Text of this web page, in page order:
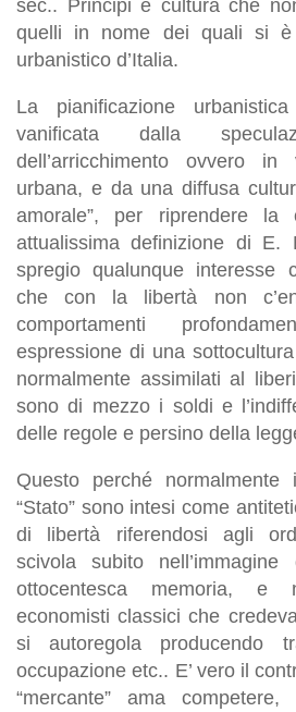
sec.. Principi e cultura che
quelli in nome dei quali si è
urbanistico d’Italia.
La pianificazione
vanificata dalla
dell’arricchimento ovvero
urbana, e da una diffusa
amorale”, per riprendere la
attualissima definizione di E.
spregio qualunque interesse
che con la libertà non
comportamenti
espressione di una
normalmente assimilati al
sono di mezzo i soldi e
delle regole e persino della
Questo perché normalmente
“Stato” sono intesi come
di libertà riferendosi agli
scivola subito nell’immagine
ottocentesca memoria, e
economisti classici che
si autoregola producendo
occupazione etc.. E’ vero il
“mercante” ama